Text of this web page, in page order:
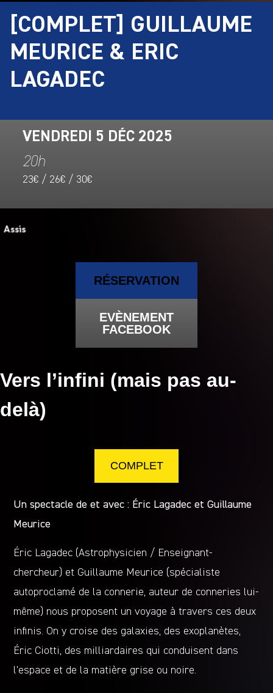
[COMPLET] GUILLAUME
MEURICE & ERIC
LAGADEC
VENDREDI 5 DÉC 2025
20h
23€ / 26€ / 30€
RÉSERVATION
EVÈNEMENT
FACEBOOK
Vers l’infini (mais pas au-
delà)
COMPLET
Un spectacle de et avec : Éric Lagadec et Guillaume
Meurice
Éric Lagadec (Astrophysicien / Enseignant-
chercheur) et Guillaume Meurice (spécialiste
autoproclamé de la connerie, auteur de conneries lui-
même) nous proposent un voyage à travers ces deux
infinis. On y croise des galaxies, des exoplanètes,
Éric Ciotti, des milliardaires qui conduisent dans
l’espace et de la matière grise ou noire.